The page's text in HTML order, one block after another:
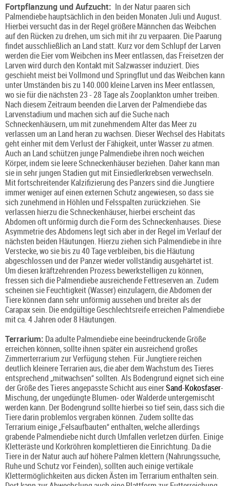
Fortpflanzung und Aufzucht: In der Natur paaren sich
Palmendiebe hauptsächlich in den beiden Monaten Juli und August.
Hierbei versucht das in der Regel größere Männchen das Weibchen
auf den Rücken zu drehen, um sich mit ihr zu verpaaren. Die Paarung
findet ausschließlich an Land statt. Kurz vor dem Schlupf der Larven
werden die Eier vom Weibchen ins Meer entlassen, das Freisetzen der
Larven wird durch den Kontakt mit Salzwasser induziert. Dies
geschieht meist bei Vollmond und Springflut und das Weibchen kann
unter Umständen bis zu 140.000 kleine Larven ins Meer entlassen,
wo sie für die nächsten 23 - 28 Tage als Zooplankton umher treiben.
Nach diesem Zeitraum beenden die Larven der Palmendiebe das
Larvenstadium und machen sich auf die Suche nach
Schneckenhäusern, um mit zunehmendem Alter das Meer zu
verlassen um an Land heran zu wachsen. Dieser Wechsel des Habitats
geht einher mit dem Verlust der Fähigkeit, unter Wasser zu atmen.
Auch an Land schützen junge Palmendiebe ihren noch weichen
Körper, indem sie leere Schneckenhäuser beziehen. Daher kann man
sie in sehr jungen Stadien gut mit Einsiedlerkrebsen verwechseln.
Mit fortschreitender Kalzifizierung des Panzers sind die Jungtiere
immer weniger auf einen externen Schutz angewiesen, so dass sie
sich zunehmend in Höhlen und Felsspalten zurückziehen. Sie
verlassen hierzu die Schneckenhäuser, hierbei erscheint das
Abdomen oft unförmig durch die Form des Schneckenhauses. Diese
Asymmetrie des Abdomens legt sich aber in der Regel im Verlauf der
nächsten beiden Häutungen. Hierzu ziehen sich Palmendiebe in ihre
Verstecke, wo sie bis zu 40 Tage verbleiben, bis die Häutung
abgeschlossen und der Panzer wieder vollständig ausgehärtet ist.
Um diesen kräftzehrenden Prozess bewerkstelligen zu können,
fressen sich die Palmendiebe ausreichende Fettreserven an. Zudem
scheinen sie Feuchtigkeit (Wasser) einzulagern, die Abdomen der
Tiere können dann sehr unförmig aussehen und breiter als der
Carapax sein. Die endgültige Geschlechtsreife erreichen Palmendiebe
mit ca. 4 Jahren oder 8 Häutungen.
Terrarium: Da adulte Palmendiebe eine beeindruckende Größe
erreichen können, sollte ihnen später ein ausreichend großes
Zimmerterrarium zur Verfügung stehen. Für Jungtiere reichen
deutlich kleinere Terrarien aus, die aber dem Wachstum des Tieres
entsprechend „mitwachsen“ sollten. Als Bodengrund eignet sich eine
der Größe des Tieres angepasste Schicht aus einerSand-Kokosfaser-
Mischung, der ungedüngte Blumen- oder Walderde untergemischt
werden kann. Der Bodengrund sollte hierbei so tief sein, dass sich die
Tiere darin problemlos vergraben können. Zudem sollte das
Terrarium einige „Felsaufbauten“ enthalten, welche allerdings
grabende Palmendiebe nicht durch Umfallen verletzen dürfen. Einige
Kletteräste und Korkröhren komplettieren die Einrichtung. Da die
Tiere in der Natur auch auf höhere Palmen klettern (Nahrungssuche,
Ruhe und Schutz vor Feinden), sollten auch einige vertikale
Klettermöglichkeiten aus dicken Ästen im Terrarium enthalten sein.